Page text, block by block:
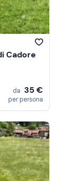
Cadore
da 35 €
per persona